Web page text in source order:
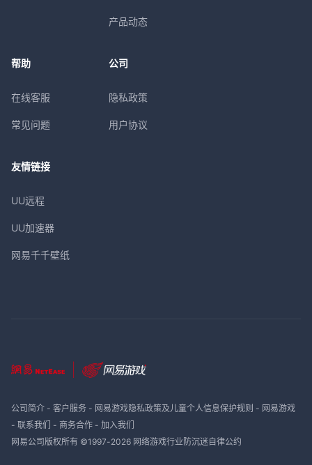
产品动态
帮助
在线客服
常见问题
公司
隐私政策
用户协议
友情链接
UU远程
UU加速器
网易千千壁纸
公司简介- 客户服务- 网易游戏隐私政策及儿童个人信息保护规则 - 网易游戏
- 联系我们 - 商务合作- 加入我们
网易公司版权所有 ©1997-2026 网络游戏行业防沉迷自律公约